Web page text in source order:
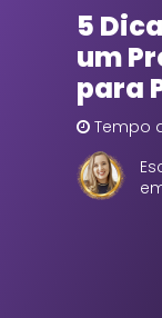
Serviços
Sobre
5
um
para
Tempo